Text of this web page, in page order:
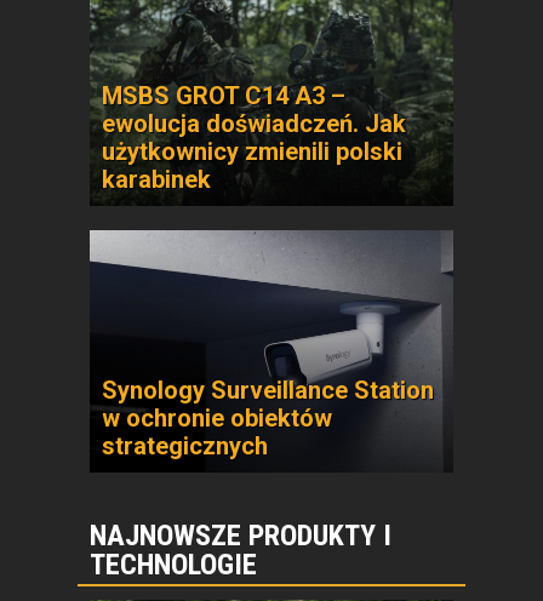
MSBS GROT C14 A3 –
ewolucja doświadczeń. Jak
użytkownicy zmienili polski
karabinek
Synology Surveillance Station
w ochronie obiektów
strategicznych
NAJNOWSZE PRODUKTY I
TECHNOLOGIE